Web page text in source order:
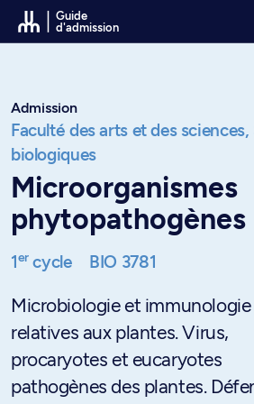
Passer au contenu
Guide
d'admission
Admission
Faculté des arts et des sciences,
biologiques
Microorganismes
phytopathogènes
1ercycle BIO 3781
Microbiologie et immunologie
relatives aux plantes. Virus,
procaryotes et eucaryotes
pathogènes des plantes.